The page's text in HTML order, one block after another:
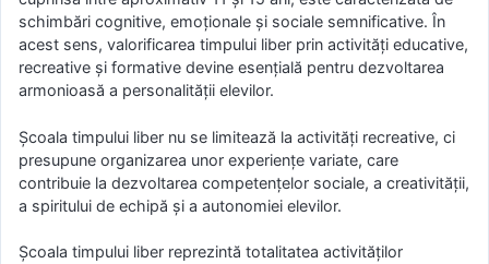
schimbări cognitive, emoționale și sociale semnificative. În
acest sens, valorificarea timpului liber prin activități educative,
recreative și formative devine esențială pentru dezvoltarea
armonioasă a personalității elevilor.
Școala timpului liber nu se limitează la activități recreative, ci
presupune organizarea unor experiențe variate, care
contribuie la dezvoltarea competențelor sociale, a creativității,
a spiritului de echipă și a autonomiei elevilor.
Școala timpului liber reprezintă totalitatea activităților